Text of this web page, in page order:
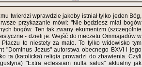
twierdzi wprawdzie jakoby istniał tylko jeden Bóg,
przykazanie mówi: "Nie będziesz miał bogów
bogów. Ten tak zwany ekumenizm (szczególnie
- dzieli je. Wejść do meczetu Ommajadów w
to niestety za mało. To tylko widowisko tym
"Dominus Jezus" autorstwa obecnego BXVI i jego
ta (katolicka) religia prowadzi do zbawienia. Czyli
"Extra eclessiam nulla salus" aktualny jak